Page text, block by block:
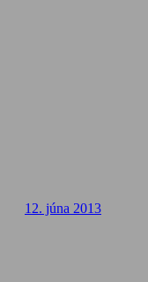
12. júna 2013